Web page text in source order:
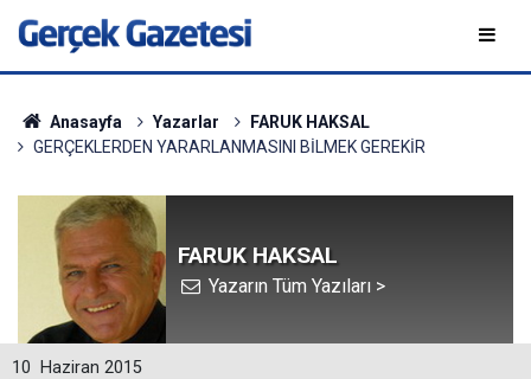
Anasayfa Yazarlar
FARUK HAKSAL
GERÇEKLERDEN YARARLANMASINI BİLMEK GEREKİR
FARUK HAKSAL
Yazarın Tüm Yazıları >
10 Haziran 2015